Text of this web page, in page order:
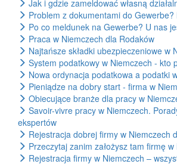
Jak i gdzie zameldować własną
Problem z dokumentami do Gewerbe?
Po co meldunek na Gewerbe? U nas
Praca w Niemczech dla Rodaków
Najtańsze składki ubezpieczeniowe w
System podatkowy w Niemczech - kto
Nowa ordynacja podatkowa a podatki
Pieniądze na dobry start - firma w
Obiecujące branże dla pracy w
Savoir-vivre pracy w Niemczech.
ekspertów
Rejestracja dobrej firmy w Niemczech
Przeczytaj zanim założysz tam firmę
Rejestracja firmy w Niemczech –